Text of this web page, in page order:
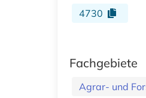
4730
Fachgebiete
Agrar- und